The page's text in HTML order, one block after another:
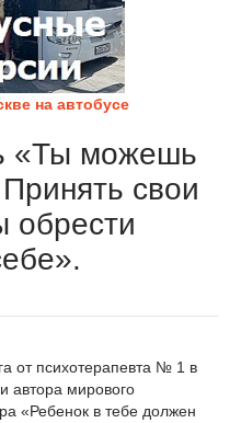
на автобусе
«Ты можешь
свои
обрести
от психотерапевта № 1 в
автора мирового
«Ребенок в тебе должен